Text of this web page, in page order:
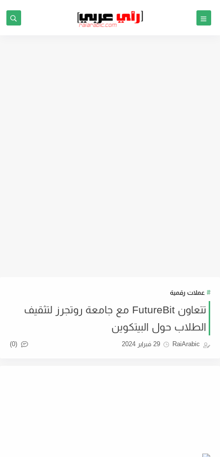
عملات رقمية
تتعاون FutureBit مع جامعة روتجرز لتثقيف
الطلاب حول البيتكوين
RaiArabic 29 فبراير 2024 (0)